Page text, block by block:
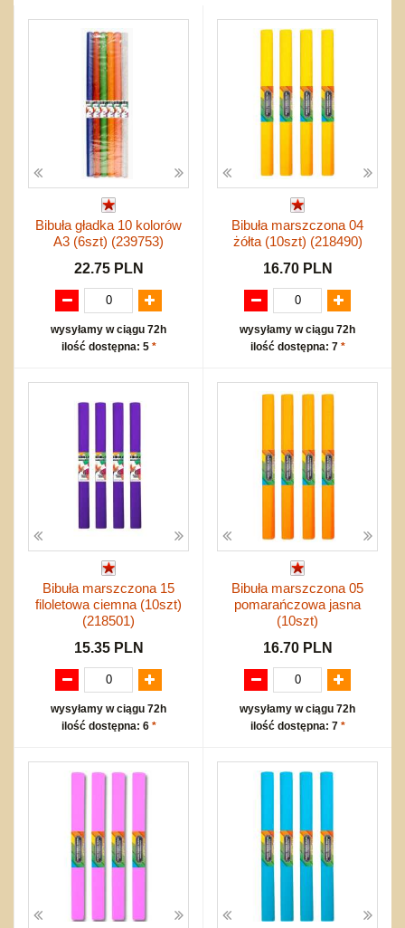
Okolicznościowe i świąteczne
Dźwiekowe
Bajkowe
Karuzelki
Maty do zabawy
Do rozkręcania
Pojazdy
Mebelkido siatkówki
do koszykówki
Wyprzedaż
Promocje
Zakupy hurtowe
Koszty przesyłki
Regulamin
Kontakt
Mapa produktów
Bibuła gładka 10 kolorów
A3 (6szt) (239753)
22.75 PLN
wysyłamy w ciągu 72h
ilość dostępna: 5 *
Bibuła marszczona 04
żółta (10szt) (218490)
16.70 PLN
wysyłamy w ciągu 72h
ilość dostępna: 7 *
Bibuła marszczona 15
filoletowa ciemna (10szt)
(218501)
15.35 PLN
wysyłamy w ciągu 72h
ilość dostępna: 6 *
Bibuła marszczona 05
pomarańczowa jasna
(10szt)
16.70 PLN
wysyłamy w ciągu 72h
ilość dostępna: 7 *